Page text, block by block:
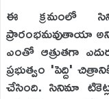
ఈ క్రమంలో
ప్రారంభమవుతాయా అని
ఎంతో ఆత్రుతగా
ప్రభుత్వం 'పెద్ది'
చేసింది. సినిమా